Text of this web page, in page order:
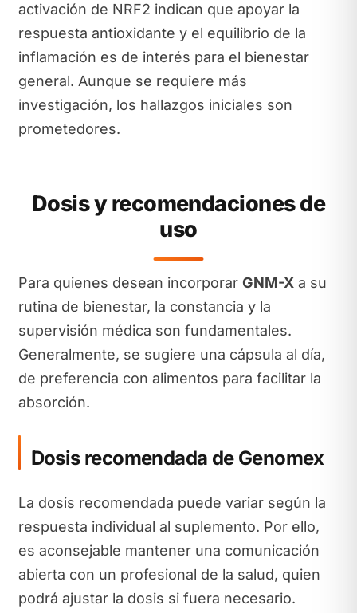
activación de NRF2 indican que apoyar la
respuesta antioxidante y el equilibrio de la
inflamación es de interés para el bienestar
general. Aunque se requiere más
investigación, los hallazgos iniciales son
prometedores.
Dosis y recomendaciones de
uso
Para quienes desean incorporar GNM-X a su
rutina de bienestar, la constancia y la
supervisión médica son fundamentales.
Generalmente, se sugiere una cápsula al día,
de preferencia con alimentos para facilitar la
absorción.
Dosis recomendada de Genomex
La dosis recomendada puede variar según la
respuesta individual al suplemento. Por ello,
es aconsejable mantener una comunicación
abierta con un profesional de la salud, quien
podrá ajustar la dosis si fuera necesario.